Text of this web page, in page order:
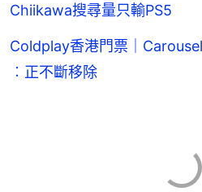
Chiikawa搜尋量只輸PS5
Coldplay香港門票｜
︰正不斷移除